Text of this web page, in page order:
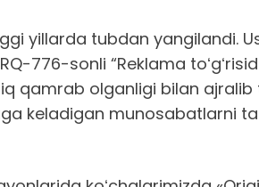
yillarda tubdan yangilandi.
776-sonli “Reklama
qamrab olganligi bilan
keladigan munosabatlarni